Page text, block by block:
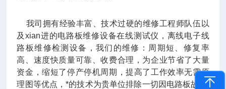
我司拥有经验丰富、技术过硬的维修工程师队伍以
及xian进的电路板维修设备在线测试仪，离线电子线
路板维修检测设备，我们的维修：周期短、修复率
高、速度快质量可靠、收费合理，为企业节省了大量
资金，缩短了停产停机周期，提高了工作效率无需原
理图等优点，*的技术为贵单位排除一切因电路板故障,